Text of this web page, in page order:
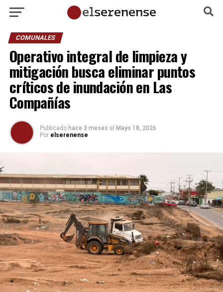
COMUNALES
Operativo integral de limpieza y
mitigación busca eliminar puntos
críticos de inundación en Las
Compañías
Publicado hace 3 meses el Mayo 18, 2026
Por elserenense